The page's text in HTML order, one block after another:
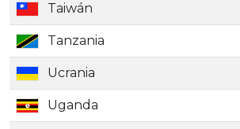
Taiwán
Tanzania
Ucrania
Uganda